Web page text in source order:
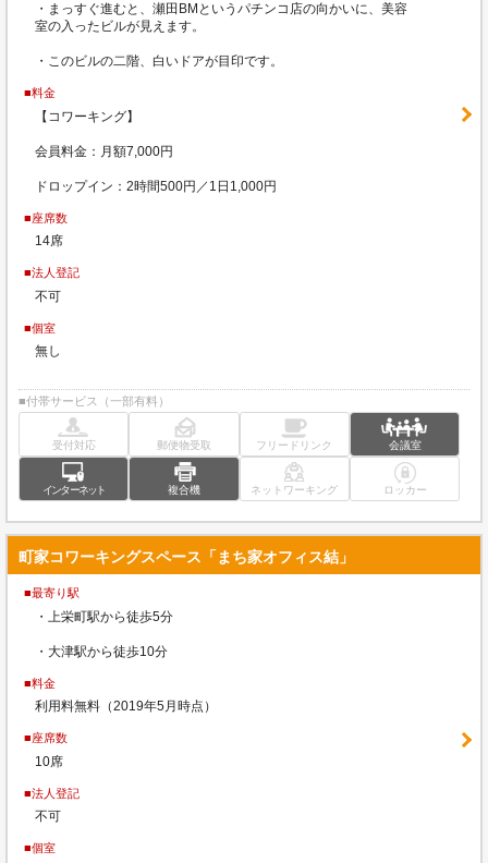
・まっすぐ進むと、瀬田BMというパチンコ店の向かいに、美容
室の入ったビルが見えます。
・このビルの二階、白いドアが目印です。
■料金
【コワーキング】
会員料金：月額7,000円
ドロップイン：2時間500円／1日1,000円
■座席数
14席
■法人登記
不可
■個室
無し
■付帯サービス（一部有料）
受付対応 郵便物受取 フリードリンク 会議室
インターネット 複合機 ネットワーキング ロッカー
町家コワーキングスペース「まち家オフィス結」
■最寄り駅
・上栄町駅から徒歩5分
・大津駅から徒歩10分
■料金
利用料無料（2019年5月時点）
■座席数
10席
■法人登記
不可
■個室